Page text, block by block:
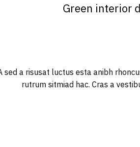
Green interior
sed a risusat luctus esta anibh
rutrum sitmiad hac. Cras a